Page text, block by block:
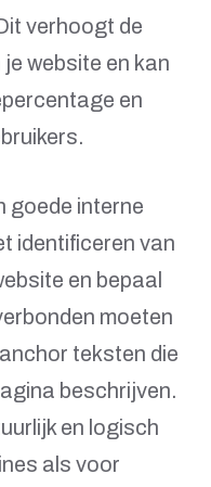
verhoogt de
website en kan
en
goede interne
identificeren van
en bepaal
moeten
teksten die
beschrijven.
en logisch
als voor